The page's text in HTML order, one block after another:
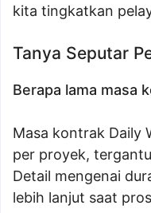
kita tingkatkan
Tanya Seputar
Berapa lama masa
Masa kontrak Daily
per proyek,
Detail mengenai
lebih lanjut saat